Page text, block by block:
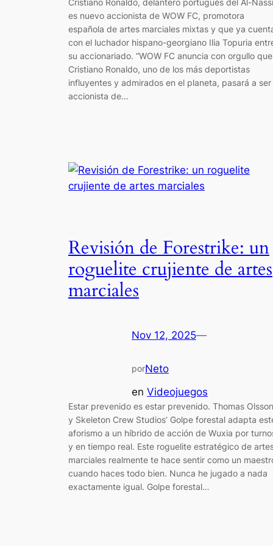
es nuevo accionista de WOW FC, promotora
española de artes marciales mixtas y que ya
con el luchador hispano-georgiano Ilia Topuria
su accionariado. “WOW FC anuncia con orgullo que
Cristiano Ronaldo, uno de los más deportistas
influyentes y admirados en el planeta, pasará a ser
accionista de…
Revisión de Forestrike: un
roguelite crujiente de artes
marciales
Nov 12, 2025—
porNeto
en Videojuegos
Estar prevenido es estar prevenido. Thomas Olsson
y Skeleton Crew Studios’ Golpe forestal adapta
aforismo a un híbrido de acción de Wuxia por
y en tiempo real. Este roguelite estratégico de
marciales realmente te hace sentir como un
cuando haces todo bien. Nunca he jugado a nada
exactamente igual. Golpe forestal…